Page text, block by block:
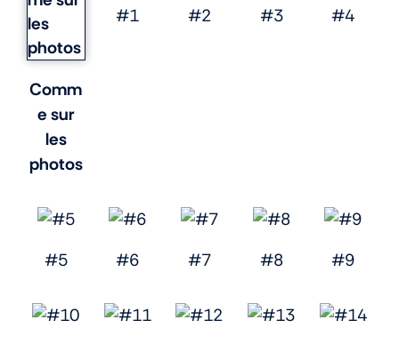
Comm
e sur
les
photos
#1 #2 #3 #4
#5 #6 #7 #8 #9